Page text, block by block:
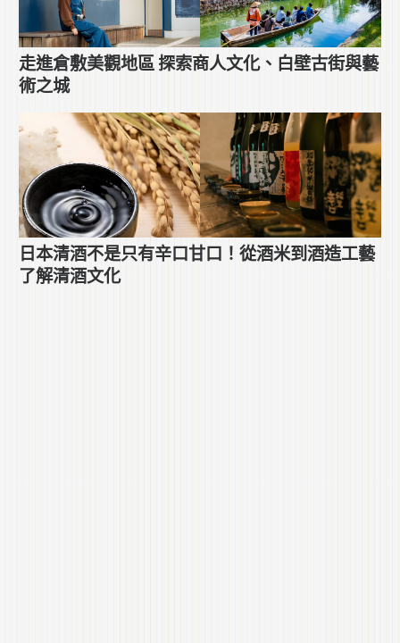
走進倉敷美觀地區 探索商人文化、白壁古街與藝
術之城
日本清酒不是只有辛口甘口！從酒米到酒造工藝
了解清酒文化